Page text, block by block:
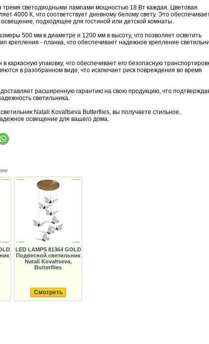
тремя светодиодными лампами мощностью 18 Вт каждая. Цветовая
4000 К, что соответствует дневному белому свету. Это
подходящее для гостиной или детской комнаты.
500 мм в диаметре и 1200 мм в высоту, что позволяет осветить
крепления - планка, что обеспечивает надежное крепление
в каркасную упаковку, что обеспечивает его безопасную
в разобранном виде, что исключает риск повреждения во время
расширенную гарантию на свою продукцию, что
светильника.
Natali Kovaltseva Butterflies, вы получаете стильное,
освещение для вашего дома.
LED LAMPS 81364 GOLD
Подвесной светильник
Natali Kovaltseva,
Butterflies
Смотреть